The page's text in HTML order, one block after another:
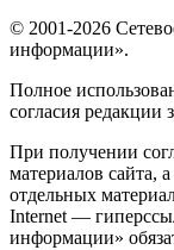
© 2001-2026
информации».
Полное
согласия редакции
При получении
материалов сайта,
отдельных
Internet —
информации»